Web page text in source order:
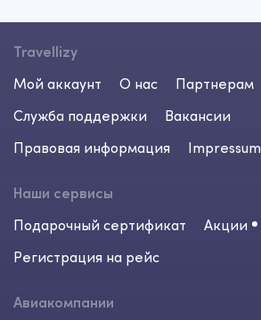
Travellizy
Мой аккаунт
О нас
Партнерам
Служба поддержки
Вакансии
Правовая информация
Impressum
Наши сервисы
Подарочный сертификат
Акции
Регистрация на рейс
Авиакомпании